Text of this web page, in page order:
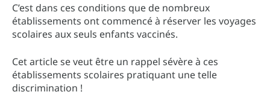
C’est dans ces conditions que de nombreux
établissements ont commencé à réserver les voyages
scolaires aux seuls enfants vaccinés.
Cet article se veut être un rappel sévère à ces
établissements scolaires pratiquant une telle
discrimination !